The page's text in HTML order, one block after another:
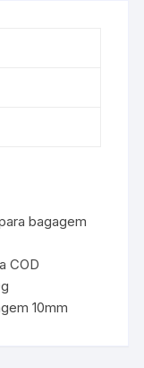
bagagem
COD
10mm